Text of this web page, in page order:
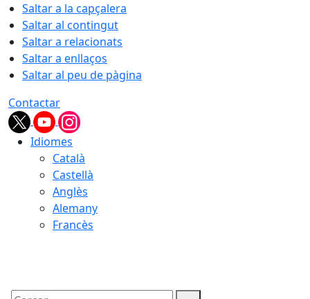
Saltar a la capçalera
Saltar al contingut
Saltar a relacionats
Saltar a enllaços
Saltar al peu de pàgina
Contactar
Idiomes
Català
Castellà
Anglès
Alemany
Francès